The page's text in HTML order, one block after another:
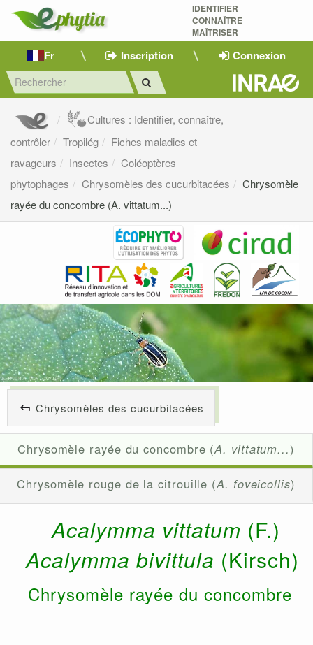
IDENTIFIER
CONNAÎTRE
MAÎTRISER
Fr Inscription Connexion
Cultures : Identifier, connaître,
contrôler
Tropilég
Fiches maladies et
ravageurs
Insectes
Coléoptères
phytophages
Chrysomèles des cucurbitacées
Chrysomèle
rayée du concombre (A. vittatum...)
Chrysomèles des cucurbitacées
Chrysomèle rayée du concombre (A. vittatum...)
Chrysomèle rouge de la citrouille (A. foveicollis)
Acalymma vittatum (F.)
Acalymma bivittula (Kirsch)
Chrysomèle rayée du concombre